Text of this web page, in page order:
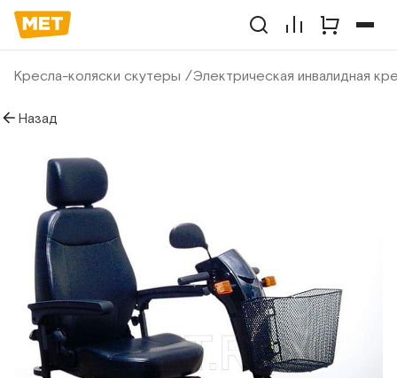
Кресла-коляски скутеры Электрическая инвалидная
Назад